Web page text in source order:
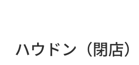
ハウドン（閉店